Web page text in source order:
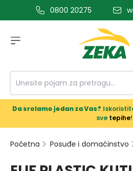
glavni sadržaj0800 20275
Da srolamo jedan za Vas?
sve tepihe!
Početna Posuđe i domaćinstvo